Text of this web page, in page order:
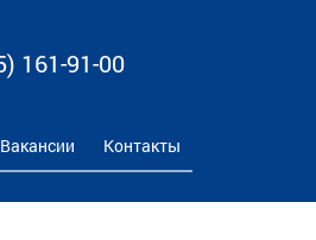
161-91-00
Вакансии Контакты